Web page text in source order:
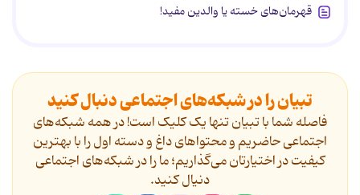
قهرمان‌های خسته یا والدین مفید!
تبیان را در شبکه‌های اجتماعی دنبال کنید
فاصله شما با تبیان تنها یک کلیک است! در همه شبکه‌های
اجتماعی حاضریم و محتواهای داغ و دسته اول را با بهترین
کیفیت در اختیارتان می‌گذاریم؛ ما را در شبکه‌های اجتماعی
دنیال کنید.